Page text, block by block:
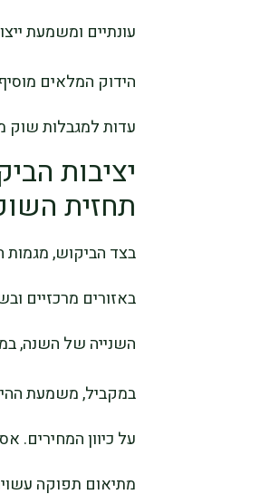
עונתיים ומשמעת
הידוק המלאים
עדות למגבלות שוק
יציבות
תחזית
בצד הביקוש, מגמות
באזורים מרכזיים
השנייה של השנה,
על כיוון המחירים.
מתיאום תפוקה